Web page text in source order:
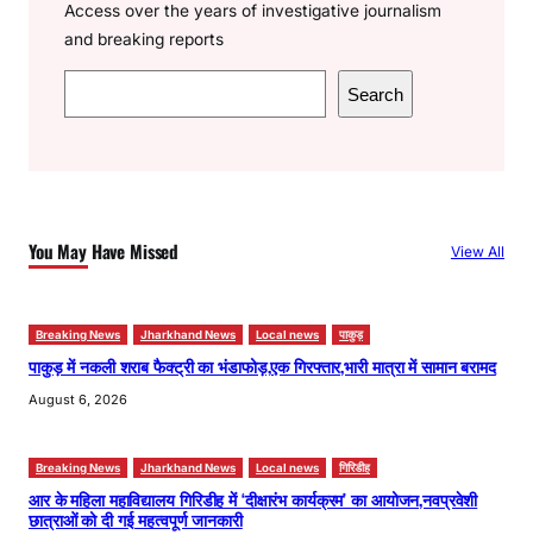
Access over the years of investigative journalism
and breaking reports
e
h
Search
You May Have Missed View All
Breaking News Jharkhand News Local news पाकुड़
पाकुड़ में नकली शराब फैक्ट्री का भंडाफोड़,एक गिरफ्तार,भारी मात्रा में सामान बरामद
August 6, 2026
Breaking News Jharkhand News Local news गिरिडीह
आर के महिला महाविद्यालय गिरिडीह में ‘दीक्षारंभ कार्यक्रम’ का आयोजन,नवप्रवेशी
छात्राओं को दी गई महत्वपूर्ण जानकारी